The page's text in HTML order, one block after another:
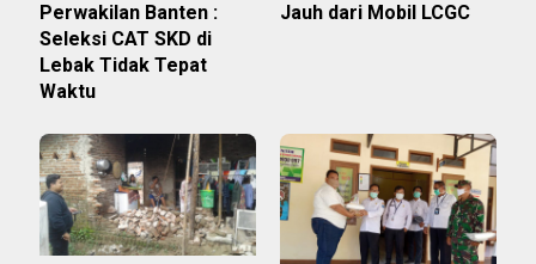
Perwakilan Banten :
Seleksi CAT SKD di
Lebak Tidak Tepat
Waktu
Jauh dari Mobil LCGC